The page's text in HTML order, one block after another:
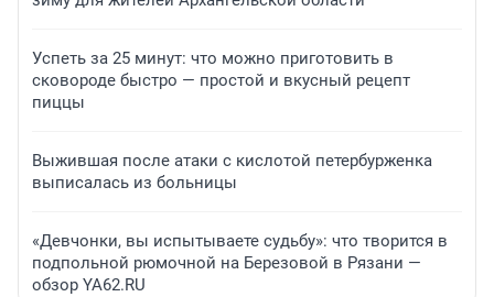
Успеть за 25 минут: что можно приготовить в
сковороде быстро — простой и вкусный рецепт
пиццы
Выжившая после атаки с кислотой петербурженка
выписалась из больницы
«Девчонки, вы испытываете судьбу»: что творится в
подпольной рюмочной на Березовой в Рязани —
обзор YA62.RU